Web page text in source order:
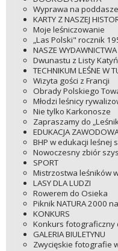
Wyprawa na
KARTY Z NASZEJ
Moje leśniczowanie
„Las Polski" rocznik
NASZE WYDAWNICTWA
Dwunastu z Listy
TECHNIKUM LEŚNE W
Wizyta gości z Francji
Obrady Polskiego
Młodzi leśnicy
Nie tylko Karkonosze
Zapraszamy do
EDUKACJA
BHP w edukacji leśnej
Nowoczesny zbiór
SPORT
Mistrzostwa leśników
LASY DLA LUDZI
Rowerem do Osieka
Piknik NATURA 2000
KONKURS
Konkurs fotograficzny
GALERIA BIULETYNU
Zwycięskie fotografie